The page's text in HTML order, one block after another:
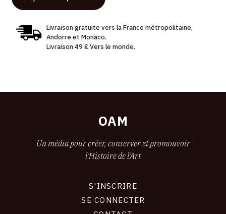
Livraison gratuite vers la France métropolitaine,
Andorre et Monaco.
Livraison 49 € Vers le monde.
OAM
Un média pour créer, conserver et promouvoir
l'Histoire de l'Art
S'INSCRIRE
SE CONNECTER